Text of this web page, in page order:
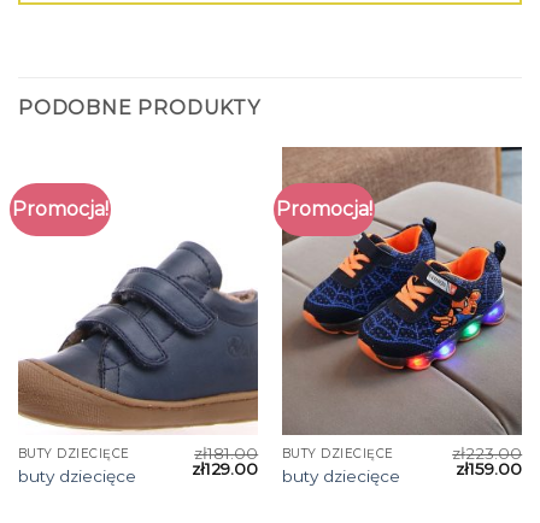
PODOBNE PRODUKTY
Promocja!
BUTY DZIECIĘCE
buty dziecięce
zł181.00
zł129.00
Promocja!
BUTY DZIECIĘCE
buty dziecięce
zł223.00
zł159.00